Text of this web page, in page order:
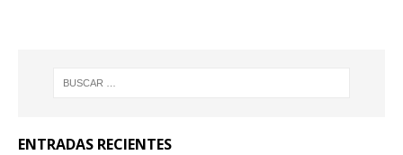
ENTRADAS RECIENTES